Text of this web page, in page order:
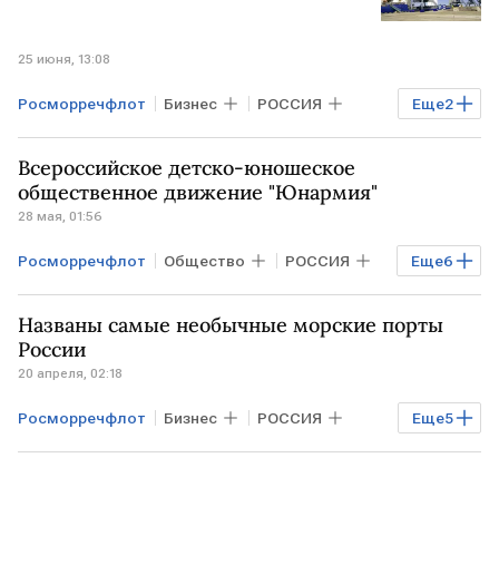
25 июня, 13:08
Еще2
Росморречфлот Бизнес РОССИЯ
РФ МОСКВА
Всероссийское детско-юношеское
общественное движение "Юнармия"
28 мая, 01:56
Еще6
Росморречфлот Общество РОССИЯ
РФ АРКТИКА Антарктика
Сергей Шойгу
ЦСКА
Названы самые необычные морские порты
России
20 апреля, 02:18
Еще5
Росморречфлот Бизнес РОССИЯ
Экономика ПРИМОРСКИЙ КРАЙ